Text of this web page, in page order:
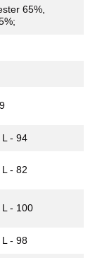
65%,
- 94
- 82
- 100
- 98